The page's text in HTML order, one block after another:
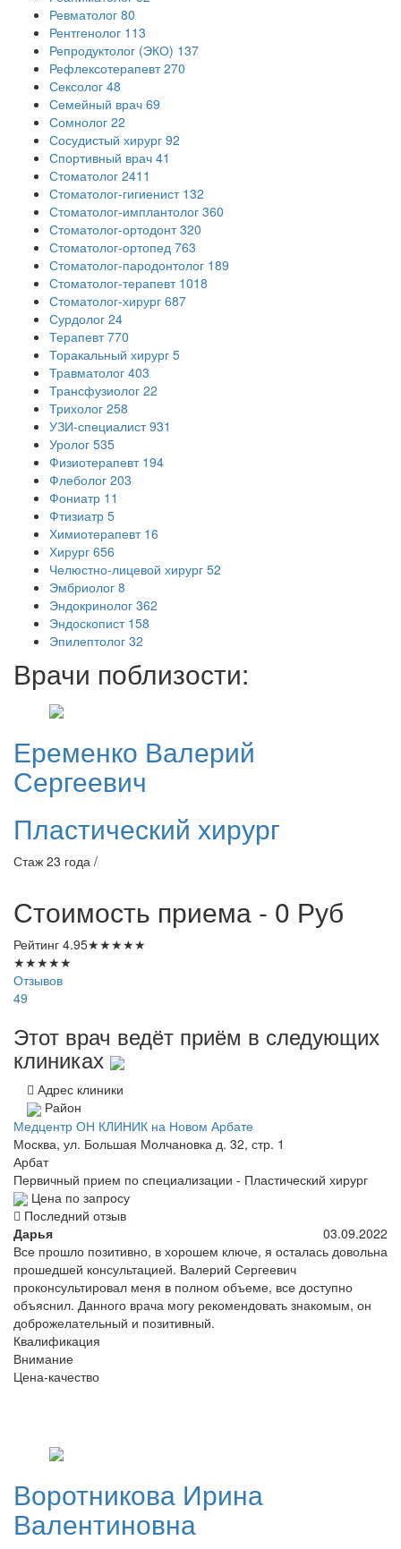
Ревматолог 80
Рентгенолог 113
Репродуктолог (ЭКО) 137
Рефлексотерапевт 270
Сексолог 48
Семейный врач 69
Сомнолог 22
Сосудистый хирург 92
Спортивный врач 41
Стоматолог 2411
Стоматолог-гигиенист 132
Стоматолог-имплантолог 360
Стоматолог-ортодонт 320
Стоматолог-ортопед 763
Стоматолог-пародонтолог 189
Стоматолог-терапевт 1018
Стоматолог-хирург 687
Сурдолог 24
Терапевт 770
Торакальный хирург 5
Травматолог 403
Трансфузиолог 22
Трихолог 258
УЗИ-специалист 931
Уролог 535
Физиотерапевт 194
Флеболог 203
Фониатр 11
Фтизиатр 5
Химиотерапевт 16
Хирург 656
Челюстно-лицевой хирург 52
Эмбриолог 8
Эндокринолог 362
Эндоскопист 158
Эпилептолог 32
Врачи поблизости:
Еременко Валерий
Сергеевич
Пластический хирург
Стаж 23 года /
Стоимость приема - 0 Руб
Рейтинг 4.95★★★★★
★★★★★
Отзывов
49
Этот врач ведёт приём в следующих
клиниках
Адрес клиники
Район
Медцентр ОН КЛИНИК на Новом Арбате
Москва, ул. Большая Молчановка д. 32, стр. 1
Арбат
Первичный прием по специализации - Пластический хирург
Цена по запросу
Последний отзыв
Дарья
03.09.2022
Все прошло позитивно, в хорошем ключе, я осталась довольна
прошедшей консультацией. Валерий Сергеевич
проконсультировал меня в полном объеме, все доступно
объяснил. Данного врача могу рекомендовать знакомым, он
доброжелательный и позитивный.
Квалификация
Внимание
Цена-качество
Воротникова Ирина
Валентиновна